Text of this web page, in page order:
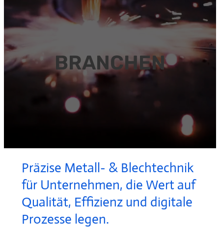
BRANCHEN
Präzise Metall- & Blechtechnik
für Unternehmen, die Wert auf
Qualität, Effizienz und digitale
Prozesse legen.